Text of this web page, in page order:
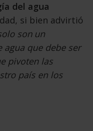
del agua
si bien advirtió
son un
que debe ser
pivoten las
país en los